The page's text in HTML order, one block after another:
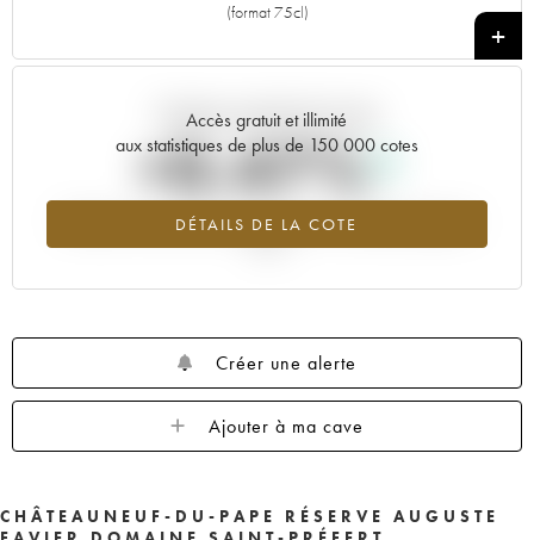
(format 75cl)
+
Accès gratuit et illimité
aux statistiques de plus de 150 000 cotes
DÉTAILS DE LA COTE
Tendance actuelle de la cote
+0.47%
Tendance à la hausse du millésime 2019 en 2026 par rapport à
Créer une alerte
Ajouter à ma cave
CHÂTEAUNEUF-DU-PAPE RÉSERVE AUGUSTE